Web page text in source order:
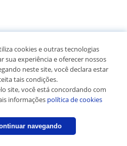
de alunos
aulas particulares
particulares
cookies e outras tecnologias
sua experiência e oferecer nossos
neste site, você declara estar
tais condições.
site, você está concordando com
informações política de cookies
navegando